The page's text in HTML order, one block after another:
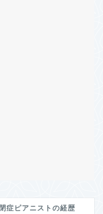
症ピアニストの経歴